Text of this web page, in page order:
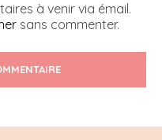
à venir via émail.
sans commenter.